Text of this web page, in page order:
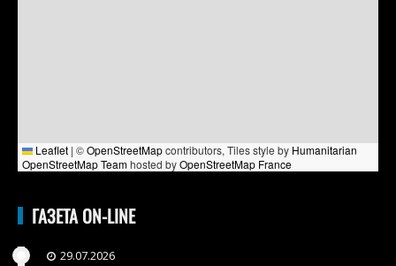
Leaflet | ©OpenStreetMapcontributors, Tiles style by Humanitarian
OpenStreetMap Teamhosted byOpenStreetMap France
ГАЗЕТА ON-LINE
29.07.2026